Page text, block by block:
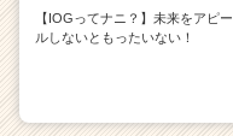
【IOGってナニ？】未来をアピー
ルしないともったいない！